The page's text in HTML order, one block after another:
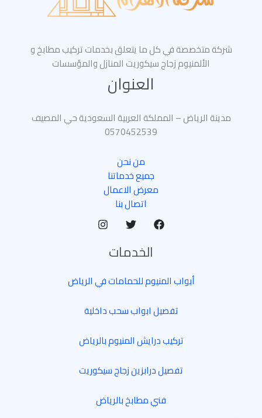
شركة متخصصة في كل ما يتعلق بخدمات تركيب مطابخ و
الألمنيوم زجاج سيكوريت المنازل والمؤسسات
العنوان
مدينة الرياض – المملكة العربية السعودية حي المصيف
0570452539
من نحن
جميع خدماتنا
معرض الاعمال
اتصال بنا
الخدمات
أبواب المنيوم للحمامات في الرياض
تفصيل ابواب سحب داخلية
تركيب درايش المنيوم بالرياض
تفصيل درابزين زجاج سيكوريت
فني مطابخ بالرياض